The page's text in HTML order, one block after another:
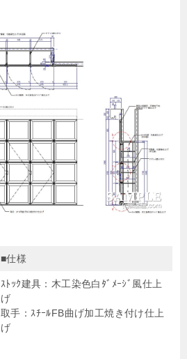
■仕様
ｽﾄｯｸ建具：木工染色白ﾀﾞﾒｰｼﾞ風仕上
げ
取手：ｽﾁｰﾙFB曲げ加工焼き付け仕上
げ